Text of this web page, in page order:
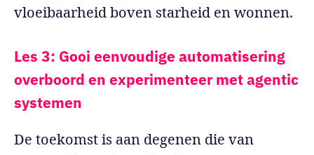
vloeibaarheid boven starheid en wonnen.
Les 3: Gooi eenvoudige automatisering
overboord en experimenteer met agentic
systemen
De toekomst is aan degenen die van